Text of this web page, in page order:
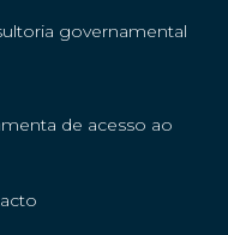
governamental
de acesso ao